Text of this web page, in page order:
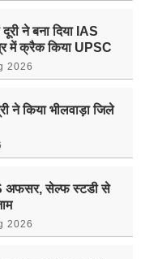
ने बना दिया IAS
में क्रैक किया UPSC
2026
ने किया भीलवाड़ा जिले
अफसर, सेल्फ स्टडी से
2026